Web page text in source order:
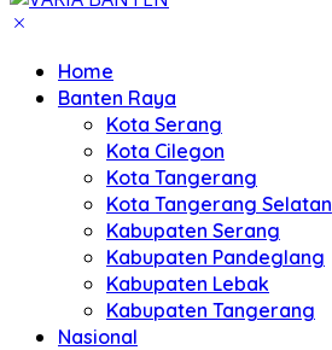
Home
Banten Raya
Kota Serang
Kota Cilegon
Kota Tangerang
Kota Tangerang Selatan
Kabupaten Serang
Kabupaten Pandeglang
Kabupaten Lebak
Kabupaten Tangerang
Nasional